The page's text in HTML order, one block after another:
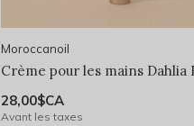
Moroccanoil
Crème pour les mains Dahlia
28,00$CA
Avant les taxes